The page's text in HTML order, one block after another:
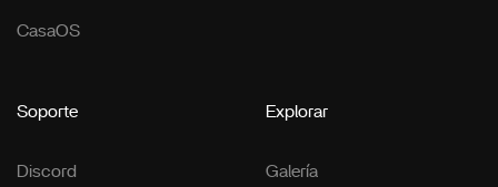
CasaOS
Soporte
Discord
Explorar
Galería